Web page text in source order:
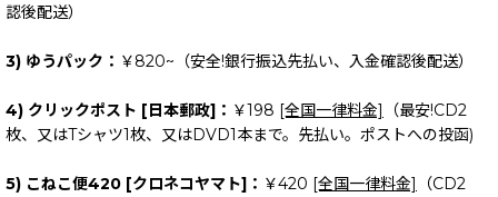
認後配送）
3) ゆうパック： ￥820~（安全!銀行振込先払い、入金確認後配送）
4) クリックポスト [日本郵政]： ￥198 [全国一律料金]
（最安!CD2
枚、又はTシャツ1枚、又はDVD1本まで。先払い。ポストへの投函)
5) こねこ便420 [クロネコヤマト]： ￥420 [全国一律料金]
（CD2